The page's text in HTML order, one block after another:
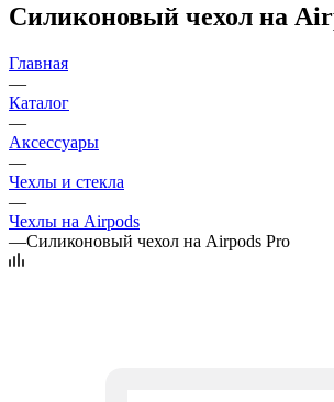
Силиконовый чехол на
Главная
—
Каталог
—
Аксессуары
—
Чехлы и стекла
—
Чехлы на Airpods
—Силиконовый чехол на Airpods Pro